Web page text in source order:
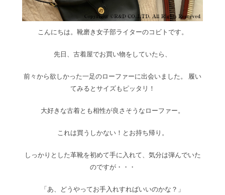
こんにちは。靴磨き女子部ライターのコビトです。
先日、古着屋でお買い物をしていたら、
前々から欲しかった一足のローファーに出会いました。 履い
てみるとサイズもピッタリ！
大好きな古着とも相性が良さそうなローファー。
これは買うしかない！とお持ち帰り。
しっかりとした革靴を初めて手に入れて、気分は弾んでいた
のですが・・・
「あ、どうやってお手入れすればいいのかな？」